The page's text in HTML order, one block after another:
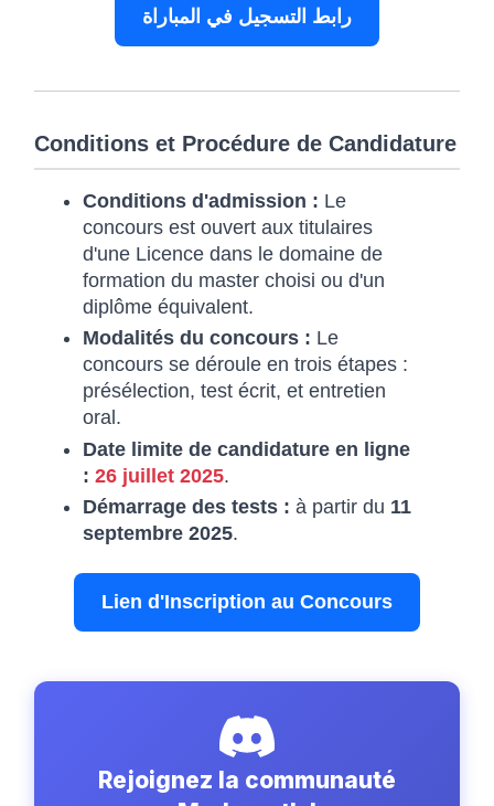
رابط التسجيل في المباراة
Conditions et Procédure de Candidature
Conditions d'admission : Le
concours est ouvert aux titulaires
d'une Licence dans le domaine de
formation du master choisi ou d'un
diplôme équivalent.
Modalités du concours : Le
concours se déroule en trois étapes :
présélection, test écrit, et entretien
oral.
Date limite de candidature en ligne
: 26 juillet 2025.
Démarrage des tests : à partir du 11
septembre 2025.
Lien d'Inscription au Concours
Rejoignez la communauté